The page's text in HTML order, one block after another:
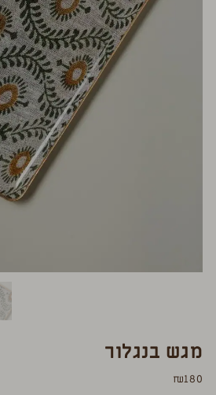
מגש בנגלור
₪180